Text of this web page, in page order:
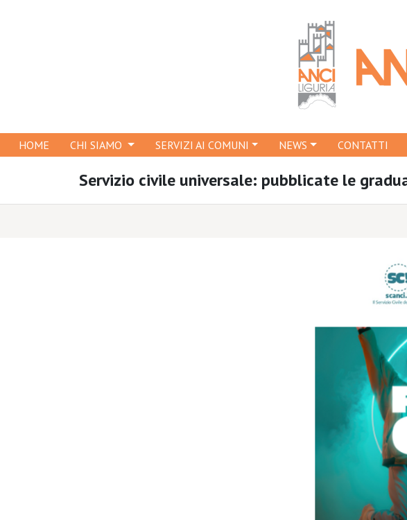
HOME CHI SIAMO SERVIZI AI COMUNI NEWS CONTATTI
Servizio civile universale: pubblicate le